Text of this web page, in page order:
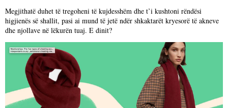
Megjithatë duhet të tregoheni të kujdesshëm dhe t’i kushtoni rëndësi
higjienës së shallit, pasi ai mund të jetë ndër shkaktarët kryesorë të akneve
dhe njollave në lëkurën tuaj. E dinit?